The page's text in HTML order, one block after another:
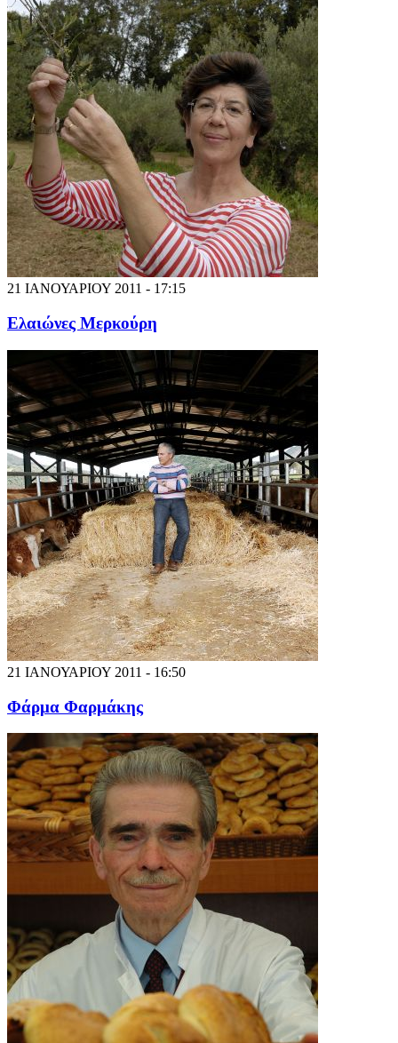
21 ΙΑΝΟΥΑΡΙΟΥ 2011 - 17:15
Ελαιώνες Μερκούρη
21 ΙΑΝΟΥΑΡΙΟΥ 2011 - 16:50
Φάρμα Φαρμάκης